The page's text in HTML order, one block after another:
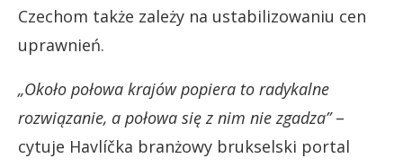
Czechom także zależy na ustabilizowaniu cen
uprawnień.
„Około połowa krajów popiera to radykalne
rozwiązanie, a połowa się z nim nie zgadza”–
cytuje Havlíčka branżowy brukselski portal